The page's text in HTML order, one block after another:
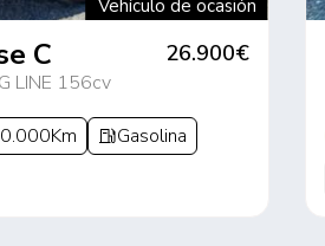
Vehículo de ocasión
C
LINE 156cv
26.900€
Gasolina